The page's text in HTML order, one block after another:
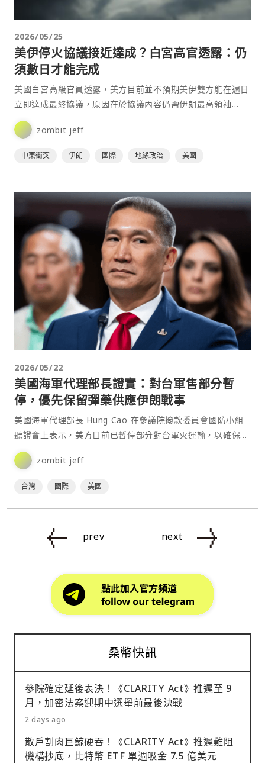
2026/05/25
美伊停火協議接近達成？白宮高官透露：仍
須數日才能完成
美國白宮高級官員透露，美方目前並不預期美伊雙方能在週日
立即達成最終協議，原因在於協議內容仍需伊朗最高領袖
Mojtaba Khamenei 最終批准，整體程序可能還⋯
zombit jeff
中東衝突 伊朗 國際 地緣政治 美國
2026/05/22
美國海軍代理部長證實：對台軍售部分暫
停，優先保留彈藥供應伊朗戰事
美國海軍代理部長 Hung Cao 在參議院撥款委員會國防小組
聽證會上表示，美方目前已暫停部分對台軍火運輸，以確保美
軍擁有足夠彈藥應對代號「史詩狂怒」的伊朗軍事行動。⋯
zombit jeff
台灣 國際 美國
prev next
桑幣快訊
參院確定延後表決！《CLARITY Act》推遲至 9
月，加密法案迎期中選舉前最後決戰
2 days ago
散戶割肉巨鯨硬吞！《CLARITY Act》推遲難阻
機構抄底，比特幣 ETF 單週吸金 7.5 億美元